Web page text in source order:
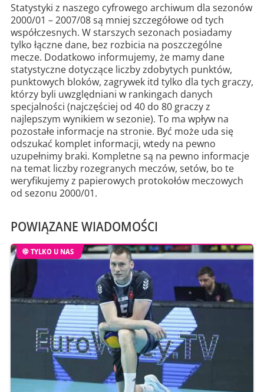
Statystyki z naszego cyfrowego archiwum dla sezonów
2000/01 – 2007/08 są mniej szczegółowe od tych
współczesnych. W starszych sezonach posiadamy
tylko łączne dane, bez rozbicia na poszczególne
mecze. Dodatkowo informujemy, że mamy dane
statystyczne dotyczące liczby zdobytych punktów,
punktowych bloków, zagrywek itd tylko dla tych graczy,
którzy byli uwzględniani w rankingach danych
specjalności (najczęściej od 40 do 80 graczy z
najlepszym wynikiem w sezonie). To ma wpływ na
pozostałe informacje na stronie. Być może uda się
odszukać komplet informacji, wtedy na pewno
uzupełnimy braki. Kompletne są na pewno informacje
na temat liczby rozegranych meczów, setów, bo te
weryfikujemy z papierowych protokołów meczowych
od sezonu 2000/01.
POWIĄZANE WIADOMOŚCI
TYLKO U NAS